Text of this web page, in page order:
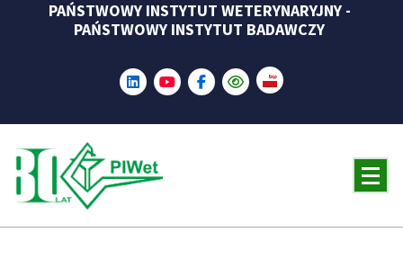
PAŃSTWOWY INSTYTUT WETERYNARYJNY -
PAŃSTWOWY INSTYTUT BADAWCZY